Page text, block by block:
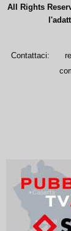
All Rights
Contattaci: